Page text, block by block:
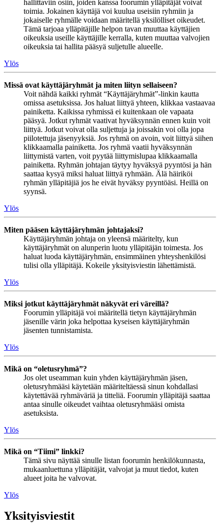
hallittaviin osiin, joiden kanssa foorumin ylläpitäjät voivat
toimia. Jokainen käyttäjä voi kuulua useisiin ryhmiin ja
jokaiselle ryhmälle voidaan määritellä yksilölliset oikeudet.
Tämä tarjoaa ylläpitäjille helpon tavan muuttaa käyttäjien
oikeuksia useille käyttäjille kerralla, kuten muuttaa valvojien
oikeuksia tai hallita pääsyä suljetulle alueelle.
Ylös
Missä ovat käyttäjäryhmät ja miten liityn sellaiseen?
Voit nähdä kaikki ryhmät “Käyttäjäryhmät”-linkin kautta
omissa asetuksissa. Jos haluat liittyä yhteen, klikkaa vastaavaa
painiketta. Kaikissa ryhmissä ei kuitenkaan ole vapaata
pääsyä. Jotkut ryhmät vaativat hyväksynnän ennen kuin voit
liittyä. Jotkut voivat olla suljettuja ja joissakin voi olla jopa
piilotettuja jäsenyyksiä. Jos ryhmä on avoin, voit liittyä siihen
klikkaamalla painiketta. Jos ryhmä vaatii hyväksynnän
liittymistä varten, voit pyytää liittymislupaa klikkaamalla
painiketta. Ryhmän johtajan täytyy hyväksyä pyyntösi ja hän
saattaa kysyä miksi haluat liittyä ryhmään. Älä häiriköi
ryhmän ylläpitäjiä jos he eivät hyväksy pyyntöäsi. Heillä on
syynsä.
Ylös
Miten pääsen käyttäjäryhmän johtajaksi?
Käyttäjäryhmän johtaja on yleensä määritelty, kun
käyttäjäryhmät on alunperin luotu ylläpitäjän toimesta. Jos
haluat luoda käyttäjäryhmän, ensimmäinen yhteyshenkilösi
tulisi olla ylläpitäjä. Kokeile yksityisviestin lähettämistä.
Ylös
Miksi jotkut käyttäjäryhmät näkyvät eri väreillä?
Foorumin ylläpitäjä voi määritellä tietyn käyttäjäryhmän
jäsenille värin joka helpottaa kyseisen käyttäjäryhmän
jäsenten tunnistamista.
Ylös
Mikä on “oletusryhmä”?
Jos olet useamman kuin yhden käyttäjäryhmän jäsen,
oletusryhmääsi käytetään määriteltäessä sinun kohdallasi
käytettävää ryhmäväriä ja titteliä. Foorumin ylläpitäjä saattaa
antaa sinulle oikeudet vaihtaa oletusryhmääsi omista
asetuksista.
Ylös
Mikä on “Tiimi” linkki?
Tämä sivu näyttää sinulle listan foorumin henkilökunnasta,
mukaanluettuna ylläpitäjät, valvojat ja muut tiedot, kuten
alueet joita he valvovat.
Ylös
Yksityisviestit